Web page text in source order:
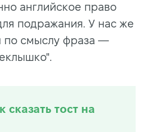
английское право
подражания. У нас же
по смыслу фраза —
сказать тост на